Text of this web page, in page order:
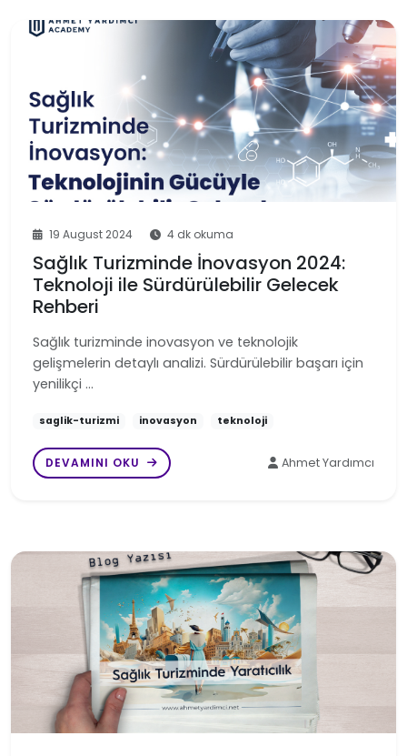
19 August 2024 4 dk okuma
Sağlık Turizminde İnovasyon 2024:
Teknoloji ile Sürdürülebilir Gelecek
Rehberi
Sağlık turizminde inovasyon ve teknolojik
gelişmelerin detaylı analizi. Sürdürülebilir başarı için
yenilikçi …
saglik-turizmi inovasyon teknoloji
DEVAMINI OKU Ahmet Yardımcı